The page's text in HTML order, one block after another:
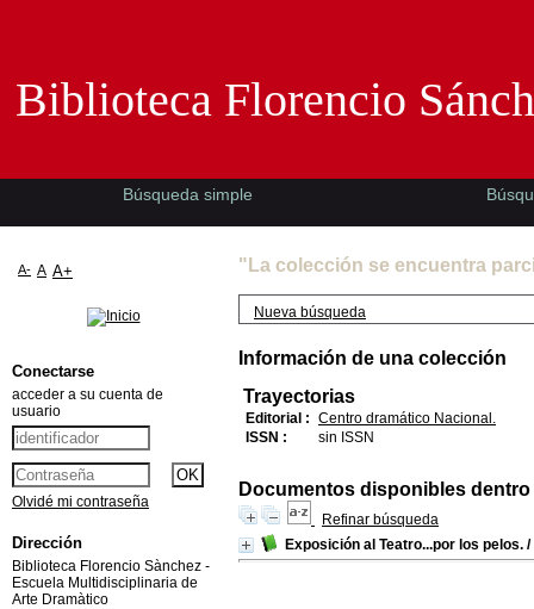
"La colección se encuentra
Nueva búsqueda
Información de una colección
Trayectorias
Editorial : Centro dramático Nacional.
ISSN :
sin ISSN
Documentos disponibles
Refinar búsqueda
Exposición al Teatro...por los pelos. /
Biblioteca Florencio
Búsqueda simple
A- A A+
Conectarse
acceder a su cuenta de
usuario
Olvidé mi contraseña
Dirección
Biblioteca Florencio Sànchez -
Escuela Multidisciplinaria de
Arte Dramàtico